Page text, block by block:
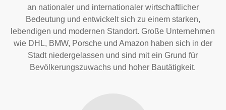
an nationaler und internationaler wirtschaftlicher
Bedeutung und entwickelt sich zu einem starken,
lebendigen und modernen Standort. Große Unternehmen
wie DHL, BMW, Porsche und Amazon haben sich in der
Stadt niedergelassen und sind mit ein Grund für
Bevölkerungszuwachs und hoher Bautätigkeit.